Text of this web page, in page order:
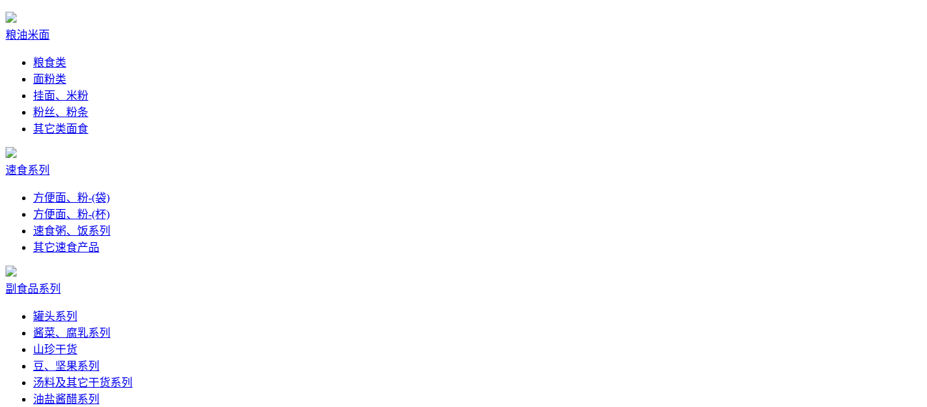
粮油米面
粮食类
面粉类
挂面、米粉
粉丝、粉条
其它类面食
速食系列
方便面、粉-(袋)
方便面、粉-(杯)
速食粥、饭系列
其它速食产品
副食品系列
罐头系列
酱菜、腐乳系列
山珍干货
豆、坚果系列
汤料及其它干货系列
油盐酱醋系列